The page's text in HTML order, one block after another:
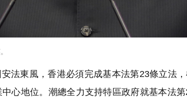
法東風，香港必須完成基本法第23條立法
心地位。潮總全力支持特區政府就基本法